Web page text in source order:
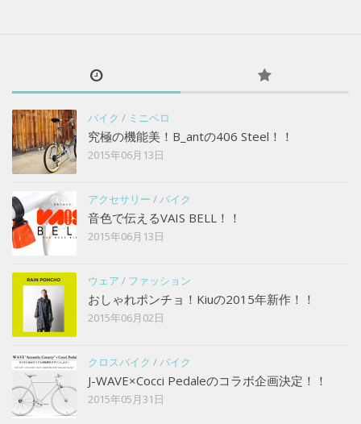
バイク / ミニベロ
究極の機能美！B_antの406 Steel！！
2015年06月13日
アクセサリー /バイク
音色で伝えるVAIS BELL！！
2015年06月13日
ウェア / ファッション
おしゃれポンチョ！Kiuの2015年新作！！
2015年06月02日
クロスバイク /バイク
J-WAVE×Cocci Pedaleのコラボ企画決定！！
2015年05月31日